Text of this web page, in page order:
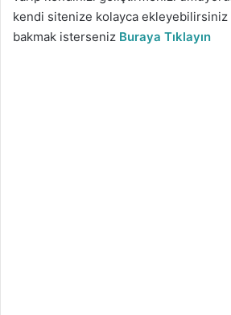
kendi sitenize kolayca ekleyebilirsiniz
bakmak isterseniz Buraya Tıklayın